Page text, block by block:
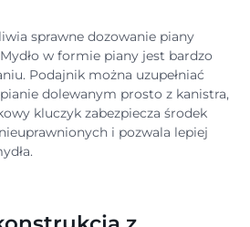
sprawne dozowanie piany
w formie piany jest bardzo
Podajnik można uzupełniać
dolewanym prosto z kanistra,
kluczyk zabezpiecza środek
i pozwala lepiej